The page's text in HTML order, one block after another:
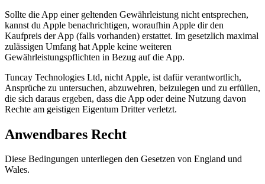
Sollte die App einer geltenden Gewährleistung nicht entsprechen,
kannst du Apple benachrichtigen, woraufhin Apple dir den
Kaufpreis der App (falls vorhanden) erstattet. Im gesetzlich maximal
zulässigen Umfang hat Apple keine weiteren
Gewährleistungspflichten in Bezug auf die App.
Tuncay Technologies Ltd, nicht Apple, ist dafür verantwortlich,
Ansprüche zu untersuchen, abzuwehren, beizulegen und zu erfüllen,
die sich daraus ergeben, dass die App oder deine Nutzung davon
Rechte am geistigen Eigentum Dritter verletzt.
Anwendbares Recht
Diese Bedingungen unterliegen den Gesetzen von England und
Wales.